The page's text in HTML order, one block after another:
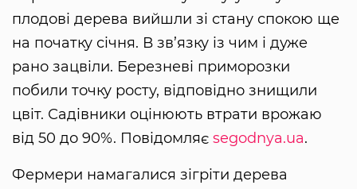
плодові дерева вийшли зі стану спокою ще
на початку січня. В зв’язку із чим і дуже
рано зацвіли. Березневі приморозки
побили точку росту, відповідно знищили
цвіт. Садівники оцінюють втрати врожаю
від 50 до 90%. Повідомляє segodnya.ua.
Фермери намагалися зігріти дерева